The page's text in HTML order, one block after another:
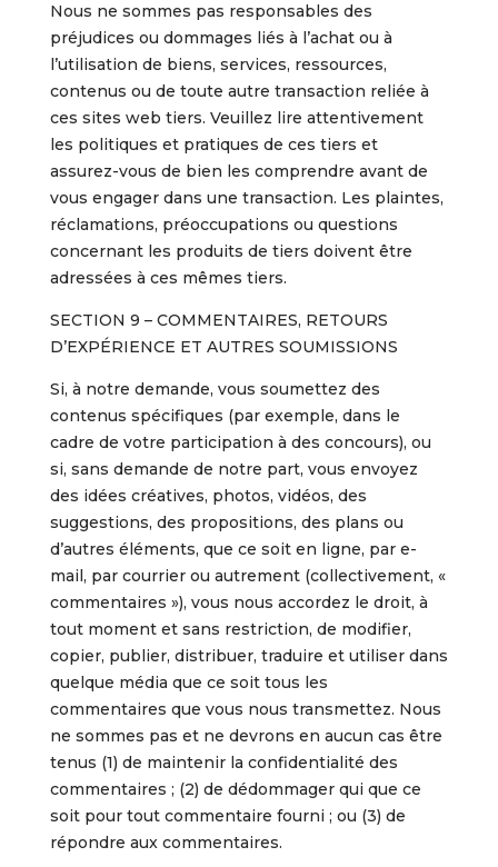
Nous ne sommes pas responsables des
préjudices ou dommages liés à l’achat ou à
l’utilisation de biens, services, ressources,
contenus ou de toute autre transaction reliée à
ces sites web tiers. Veuillez lire attentivement
les politiques et pratiques de ces tiers et
assurez-vous de bien les comprendre avant de
vous engager dans une transaction. Les plaintes,
réclamations, préoccupations ou questions
concernant les produits de tiers doivent être
adressées à ces mêmes tiers.
SECTION 9 – COMMENTAIRES, RETOURS
D’EXPÉRIENCE ET AUTRES SOUMISSIONS
Si, à notre demande, vous soumettez des
contenus spécifiques (par exemple, dans le
cadre de votre participation à des concours), ou
si, sans demande de notre part, vous envoyez
des idées créatives, photos, vidéos, des
suggestions, des propositions, des plans ou
d’autres éléments, que ce soit en ligne, par e-
mail, par courrier ou autrement (collectivement, «
commentaires »), vous nous accordez le droit, à
tout moment et sans restriction, de modifier,
copier, publier, distribuer, traduire et utiliser dans
quelque média que ce soit tous les
commentaires que vous nous transmettez. Nous
ne sommes pas et ne devrons en aucun cas être
tenus (1) de maintenir la confidentialité des
commentaires ; (2) de dédommager qui que ce
soit pour tout commentaire fourni ; ou (3) de
répondre aux commentaires.